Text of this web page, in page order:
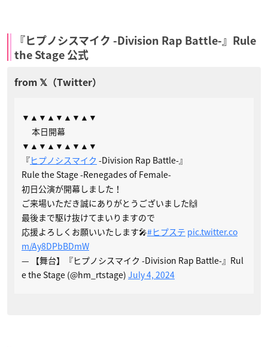
『ヒプノシスマイク -Division Rap Battle-』Rule
the Stage 公式
▼▲▼▲▼▲▼▲▼
本日開幕
▼▲▼▲▼▲▼▲▼
『ヒプノシスマイク -Division Rap Battle-』
Rule the Stage -Renegades of Female-
初日公演が開幕しました！
ご来場いただき誠にありがとうございました🙌
最後まで駆け抜けてまいりますので
応援よろしくお願いいたします🎤#ヒプステ pic.twitter.co
m/Ay8DPbBDmW
— 【舞台】『ヒプノシスマイク -Division Rap Battle-』Rul
e the Stage (@hm_rtstage) July 4, 2024